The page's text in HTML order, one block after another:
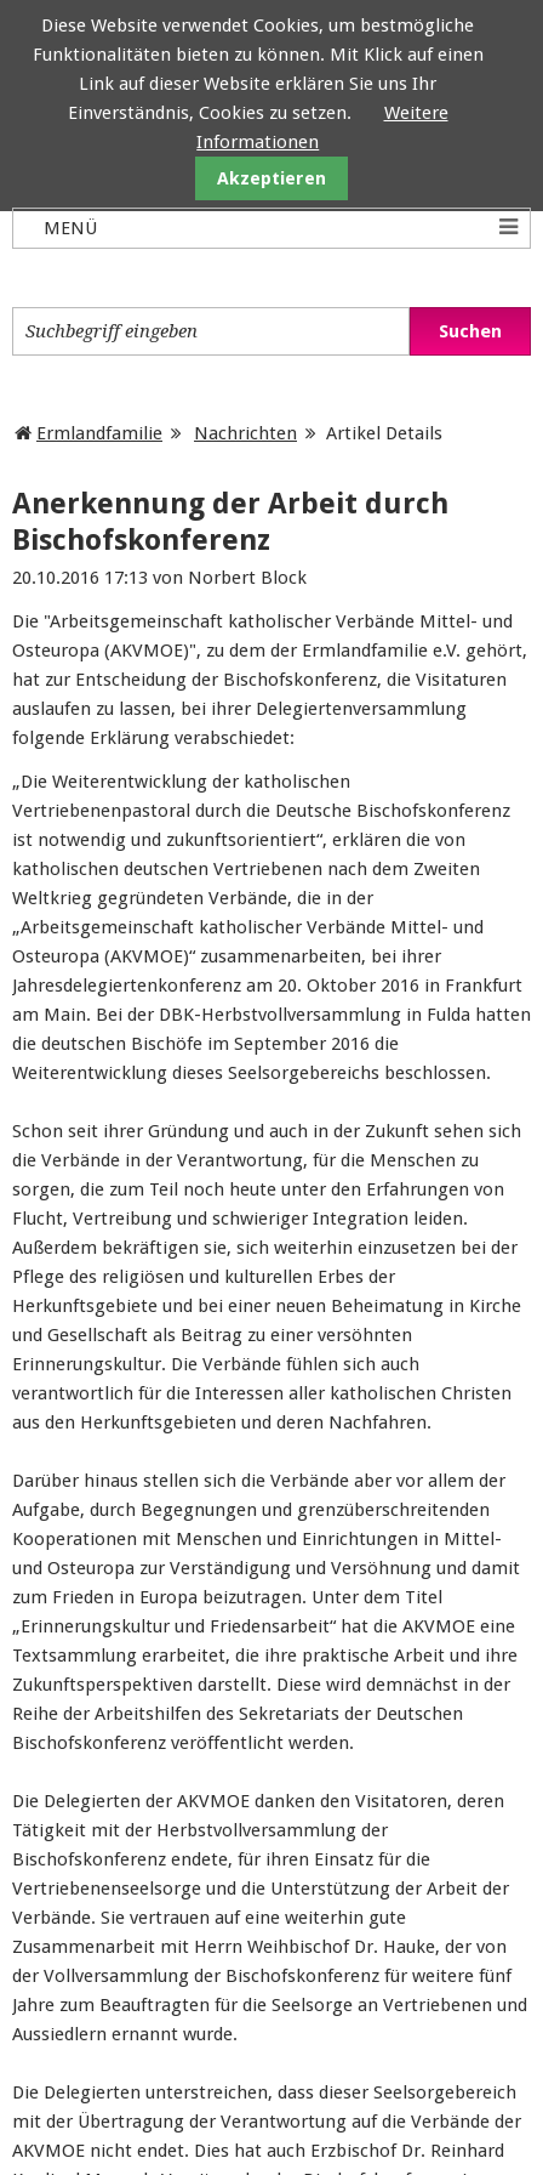
Ermlandfamilie Nachrichten Artikel Details
Anerkennung der Arbeit durch
Bischofskonferenz
20.10.2016 17:13 von Norbert Block
Die "Arbeitsgemeinschaft katholischer Verbände Mittel- und
Osteuropa (AKVMOE)", zu dem der Ermlandfamilie e.V. gehört,
hat zur Entscheidung der Bischofskonferenz, die Visitaturen
auslaufen zu lassen, bei ihrer Delegiertenversammlung
folgende Erklärung verabschiedet:
„Die Weiterentwicklung der katholischen
Vertriebenenpastoral durch die Deutsche Bischofskonferenz
ist notwendig und zukunftsorientiert“, erklären die von
katholischen deutschen Vertriebenen nach dem Zweiten
Weltkrieg gegründeten Verbände, die in der
„Arbeitsgemeinschaft katholischer Verbände Mittel- und
Osteuropa (AKVMOE)“ zusammenarbeiten, bei ihrer
Jahresdelegiertenkonferenz am 20. Oktober 2016 in Frankfurt
am Main. Bei der DBK-Herbstvollversammlung in Fulda hatten
die deutschen Bischöfe im September 2016 die
Weiterentwicklung dieses Seelsorgebereichs beschlossen.
Schon seit ihrer Gründung und auch in der Zukunft sehen sich
die Verbände in der Verantwortung, für die Menschen zu
sorgen, die zum Teil noch heute unter den Erfahrungen von
Flucht, Vertreibung und schwieriger Integration leiden.
Außerdem bekräftigen sie, sich weiterhin einzusetzen bei der
Pflege des religiösen und kulturellen Erbes der
Herkunftsgebiete und bei einer neuen Beheimatung in Kirche
und Gesellschaft als Beitrag zu einer versöhnten
Erinnerungskultur. Die Verbände fühlen sich auch
verantwortlich für die Interessen aller katholischen Christen
aus den Herkunftsgebieten und deren Nachfahren.
Darüber hinaus stellen sich die Verbände aber vor allem der
Aufgabe, durch Begegnungen und grenzüberschreitenden
Kooperationen mit Menschen und Einrichtungen in Mittel-
und Osteuropa zur Verständigung und Versöhnung und damit
zum Frieden in Europa beizutragen. Unter dem Titel
„Erinnerungskultur und Friedensarbeit“ hat die AKVMOE eine
Textsammlung erarbeitet, die ihre praktische Arbeit und ihre
Zukunftsperspektiven darstellt. Diese wird demnächst in der
Reihe der Arbeitshilfen des Sekretariats der Deutschen
Bischofskonferenz veröffentlicht werden.
Die Delegierten der AKVMOE danken den Visitatoren, deren
Tätigkeit mit der Herbstvollversammlung der
Bischofskonferenz endete, für ihren Einsatz für die
Vertriebenenseelsorge und die Unterstützung der Arbeit der
Verbände. Sie vertrauen auf eine weiterhin gute
Zusammenarbeit mit Herrn Weihbischof Dr. Hauke, der von
der Vollversammlung der Bischofskonferenz für weitere fünf
Jahre zum Beauftragten für die Seelsorge an Vertriebenen und
Aussiedlern ernannt wurde.
Die Delegierten unterstreichen, dass dieser Seelsorgebereich
mit der Übertragung der Verantwortung auf die Verbände der
AKVMOE nicht endet. Dies hat auch Erzbischof Dr. Reinhard
Diese Website verwendet Cookies, um bestmögliche
Funktionalitäten bieten zu können. Mit Klick auf einen
Link auf dieser Website erklären Sie uns Ihr
Einverständnis, Cookies zu setzen.
Weitere
Informationen
Akzeptieren